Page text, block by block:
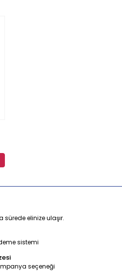
sürede elinize ulaşır.
sistemi
seçeneği